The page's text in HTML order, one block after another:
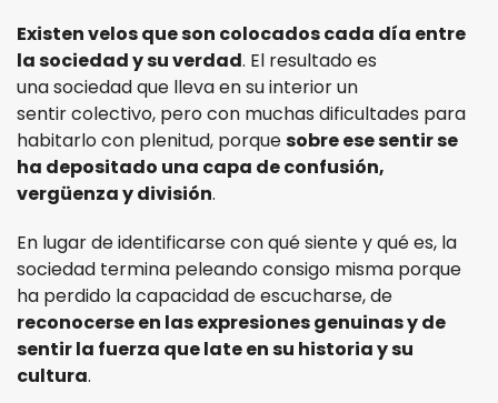
Existen velos que son colocados cada día entre
la sociedad y su verdad. El resultado es
una sociedad que lleva en su interior un
sentir colectivo, pero con muchas dificultades para
habitarlo con plenitud, porquesobre ese sentir se
ha depositado una capa de confusión,
vergüenza y división.
En lugar de identificarse con qué siente y qué es, la
sociedad termina peleando consigo misma porque
ha perdido la capacidad de escucharse, de
reconocerse en las expresiones genuinas y de
sentir la fuerza que late en su historia y su
cultura.